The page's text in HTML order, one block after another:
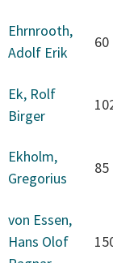
Ehrnrooth,
Adolf Erik
60
Ek, Rolf
Birger
Ekholm,
Gregorius
85
von Essen,
Hans Olof